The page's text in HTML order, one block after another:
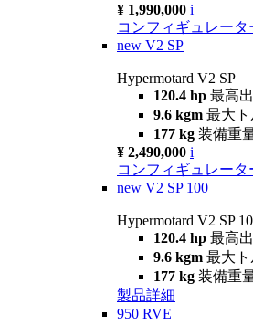
¥ 1,990,000 i
コンフィギュレータ
new V2 SP
Hypermotard V2 SP
120.4 hp 最高
9.6 kgm 最大ト
177 kg 装備重
¥ 2,490,000 i
コンフィギュレータ
new V2 SP 100
Hypermotard V2 SP
120.4 hp 最高
9.6 kgm 最大ト
177 kg 装備重
製品詳細
950 RVE